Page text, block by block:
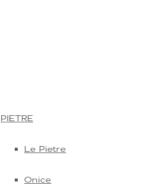
PIETRE
Le Pietre
Onice